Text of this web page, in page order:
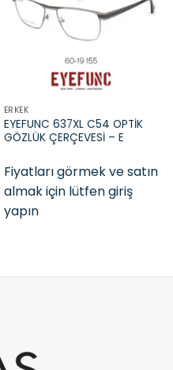
Add to
wishlist
ERKEK
EYEFUNC 637XL C54 OPTİK
GÖZLÜK ÇERÇEVESİ – E
Fiyatları görmek ve satın
almak için lütfen giriş
yapın